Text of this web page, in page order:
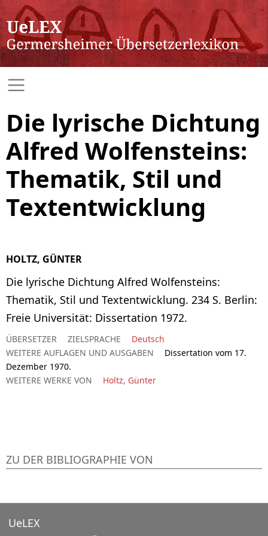
Die lyrische Dichtung
Alfred Wolfensteins:
Thematik, Stil und
Textentwicklung
HOLTZ, GÜNTER
Die lyrische Dichtung Alfred Wolfensteins:
Thematik, Stil und Textentwicklung. 234 S. Berlin:
Freie Universität: Dissertation 1972.
ÜBERSETZER ZIELSPRACHE
Deutsch
WEITERE AUFLAGEN UND AUSGABEN
Dissertation vom 17.
Dezember 1970.
WEITERE WERKE VON
Holtz, Günter
ZU DER BIBLIOGRAPHIE VON
UeLEX